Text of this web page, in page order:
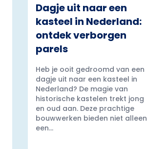
Dagje uit naar een
kasteel in Nederland:
ontdek verborgen
parels
Heb je ooit gedroomd van een
dagje uit naar een kasteel in
Nederland? De magie van
historische kastelen trekt jong
en oud aan. Deze prachtige
bouwwerken bieden niet alleen
een...